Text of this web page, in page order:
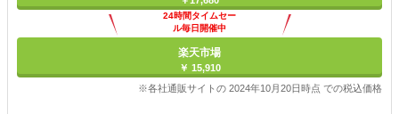
24時間タイムセー
ル毎日開催中
楽天市場
￥ 15,910
※各社通販サイトの 2024年10月20日時点 での税込価格